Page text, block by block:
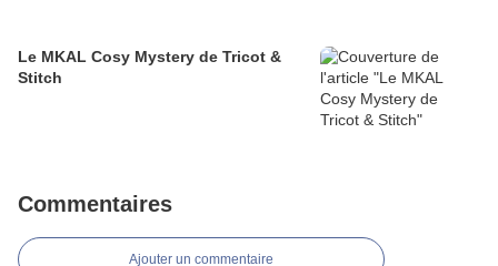
Le MKAL Cosy Mystery de Tricot &
Stitch
Commentaires
Ajouter un commentaire